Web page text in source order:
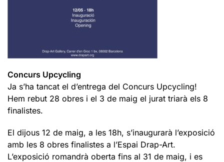
Concurs Upcycling
Ja s’ha tancat el d’entrega del Concurs Upcycling!
Hem rebut 28 obres i el 3 de maig el jurat triarà els 8
finalistes.
El dijous 12 de maig, a les 18h, s’inaugurarà l’exposició
amb les 8 obres finalistes a l’Espai Drap-Art.
L’exposició romandrà oberta fins al 31 de maig, i es